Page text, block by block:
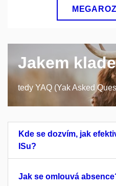
Jakem
tedy YAQ (Yak Asked
Kde se dozvím, jak
ISu?
Jak se omlouvá